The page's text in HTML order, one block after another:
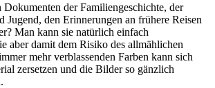
Dokumenten der Familiengeschichte, der
Jugend, den Erinnerungen an frühere Reisen
Man kann sie natürlich einfach
aber damit dem Risiko des allmählichen
mehr verblassenden Farben kann sich
zersetzen und die Bilder so gänzlich